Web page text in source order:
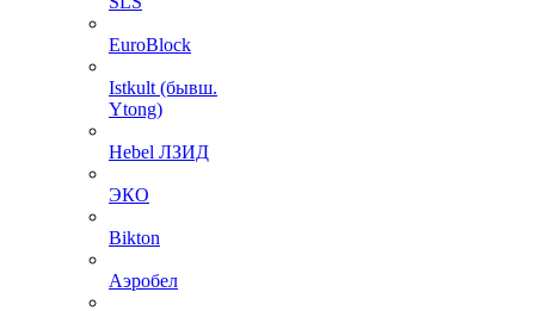
EuroBlock
Istkult (бывш.
Ytong)
Hebel ЛЗИД
ЭКО
Bikton
Аэробел